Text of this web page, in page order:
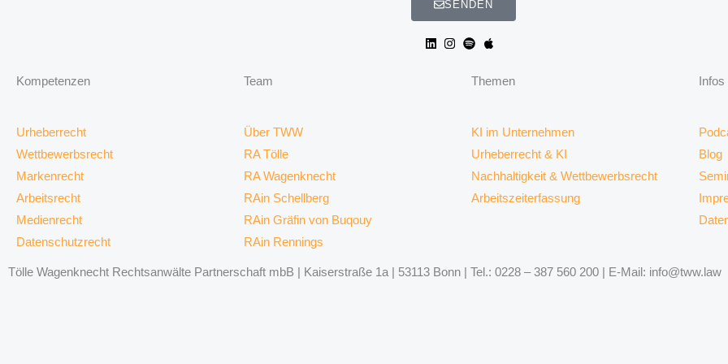
SENDEN
Kompetenzen
Urheberrecht
Wettbewerbsrecht
Markenrecht
Arbeitsrecht
Medienrecht
Datenschutzrecht
Team
Über TWW
RA Tölle
RA Wagenknecht
RAin Schellberg
RAin Gräfin von Buqouy
RAin Rennings
Themen
KI im Unternehmen
Urheberrecht & KI
Nachhaltigkeit & Wettbewerbsrecht
Arbeitszeiterfassung
Infos
Blog
Tölle Wagenknecht Rechtsanwälte Partnerschaft mbB | Kaiserstraße 1a | 53113 Bonn | Tel.: 0228 – 387 560 200 | E-Mail: info@tww.law